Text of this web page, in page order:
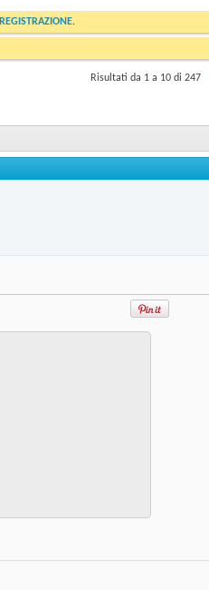
REGISTRAZIONE.
Risultati da 1 a 10 di 247